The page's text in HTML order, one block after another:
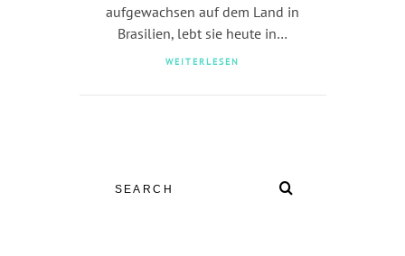
aufgewachsen auf dem Land in
Brasilien, lebt sie heute in…
WEITERLESEN